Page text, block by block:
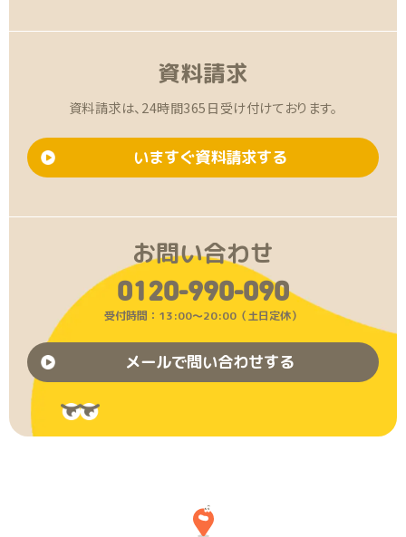
資料請求
資料請求は、24時間365日受け付けております。
いますぐ資料請求する
お問い合わせ
0120-990-090
受付時間：13:00〜20:00（土日定休）
メールで問い合わせする